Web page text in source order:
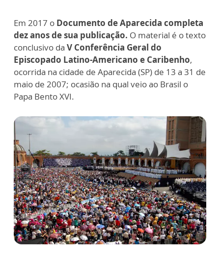
Em 2017 o Documento de Aparecida completa
dez anos de sua publicação. O material é o texto
conclusivo da V Conferência Geral do
Episcopado Latino-Americano e Caribenho,
ocorrida na cidade de Aparecida (SP) de 13 a 31 de
maio de 2007; ocasião na qual veio ao Brasil o
Papa Bento XVI.